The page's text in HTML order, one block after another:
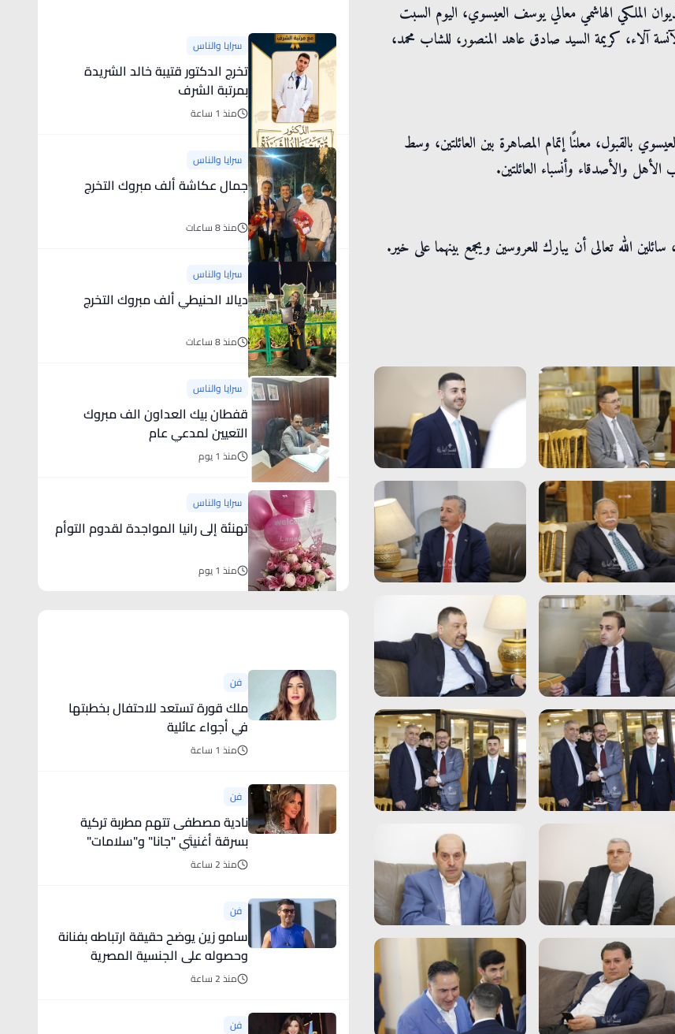
الملكي الهاشمي معالي يوسف العيسوي، اليوم السبت
يد الآنسة آلاء، كريمة السيد صادق عاهد المنصور، للشاب محمد،
بالقبول، معلنًا إتمام المصاهرة بين العائلتين، وسط
والأصدقاء وأنسباء العائلتين.
الله تعالى أن يبارك للعروسين ويجمع بينهما على خير.
سرايا والناس
تخرج الدكتور قتيبة خالد الشريدة
بمرتبة الشرف
منذ 1 ساعة
سرايا والناس
جمال عكاشة ألف مبروك التخرج
منذ 8 ساعات
سرايا والناس
ديالا الحنيطي ألف مبروك التخرج
منذ 8 ساعات
سرايا والناس
قفطان بيك العداون الف مبروك
التعيين لمدعي عام
منذ 1 يوم
سرايا والناس
تهنئة إلى رانيا المواجدة لقدوم التوأم
منذ 1 يوم
فن
ملك قورة تستعد للاحتفال بخطبتها
في أجواء عائلية
منذ 1 ساعة
فن
نادية مصطفى تتهم مطربة تركية
بسرقة أغنيتَي "جانا" و"سلامات"
منذ 2 ساعة
فن
سامو زين يوضح حقيقة ارتباطه بفنانة
وحصوله على الجنسية المصرية
منذ 2 ساعة
فن